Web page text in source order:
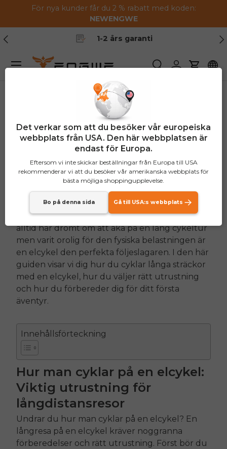
Hoppa till innehållet
För nya kunder får du 2 % rabatt med koden:
NEWENGWE
Tidigare
1-2 års garanti
SökaLogga in
Vagn
Meny
Hur man cyklar på en
elcykel: Den ultimata
guiden
Elcyklarvinner snabbt popularitet,offett
bekvämt och miljövänligt sätt att resa. Om du
alltid har drömt om att åka på en lång cykeltur
men varit orolig för den fysiska belastningen är
en elcykel den perfekta följeslagaren. I den här
guiden visar vi dig hur du cyklar långa sträckor
med en elcykel, hur du väljer rätt utrustning
och hur du förbereder dig för ditt första
äventyr.
Innehållsförteckning
Hur man cyklar på en elcykel:
Viktig utrustning för
långdistansresor
Undrar du hur man cyklar på en elcykel? En
långresa på en elcykel kräver noggranna
förberedelser och rätt utrustning. Först bör du
Det verkar som att du besöker vår europeiska
webbplats från USA. Den här webbplatsen är
endast för Europa.
Eftersom vi inte skickar beställningar från Europa till USA
rekommenderar vi att du besöker vår amerikanska webbplats för
bästa möjliga shoppingupplevelse.
Bo på denna sida Gå till USA:s webbplats